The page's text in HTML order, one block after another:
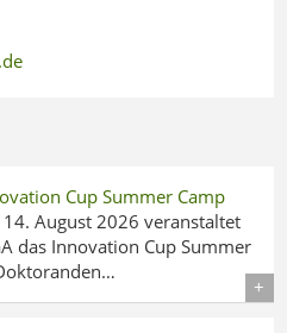
de
Cup Summer Camp
August 2026 veranstaltet
das Innovation Cup Summer